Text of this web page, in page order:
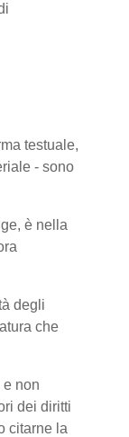
testuale,
- sono
è nella
degli
che
e non
dei diritti
citarne la